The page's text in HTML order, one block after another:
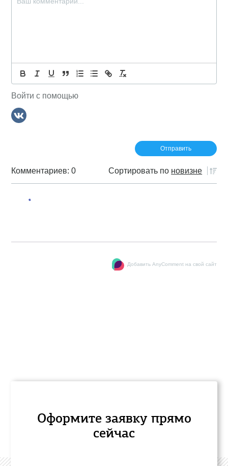
Войти с помощью
Комментариев: 0 Сортировать по новизне
Добавить AnyComment на свой сайт
Оформите заявку прямо
сейчас